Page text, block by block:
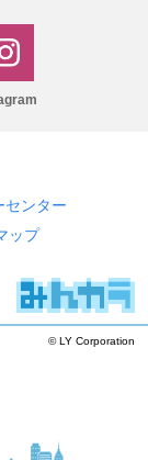
センター
ップ
© LY Corporation